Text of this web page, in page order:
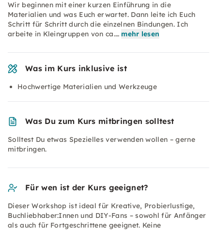
Wir beginnen mit einer kurzen Einführung in die
Materialien und was Euch erwartet. Dann leite ich Euch
Schritt für Schritt durch die einzelnen Bindungen. Ich
arbeite in Kleingruppen von ca.… mehr lesen
Was im Kurs inklusive ist
Hochwertige Materialien und Werkzeuge
Was Du zum Kurs mitbringen solltest
Solltest Du etwas Spezielles verwenden wollen – gerne
mitbringen.
Für wen ist der Kurs geeignet?
Dieser Workshop ist ideal für Kreative, Probierlustige,
Buchliebhaber:Innen und DIY-Fans – sowohl für Anfänger
als auch für Fortgeschrittene geeignet. Keine